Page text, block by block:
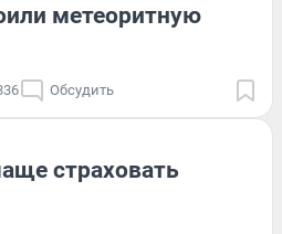
метеоритную
Обсудить
страховать